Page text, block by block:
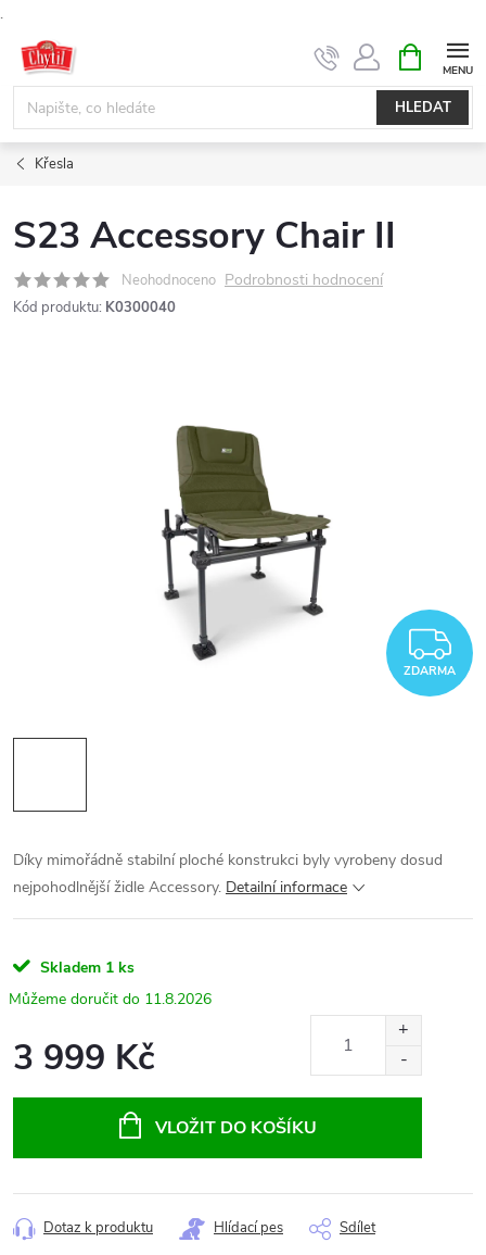
.
obsah
HLEDAT
NÁKUPNÍ
KOŠÍK
Křesla
S23 Accessory Chair II
Neohodnoceno Podrobnosti hodnocení
Kód produktu: K0300040
ZDARMA
Díky mimořádně stabilní ploché konstrukci byly vyrobeny dosud
nejpohodlnější židle Accessory. Detailní informace
Skladem 1 ks
11.8.2026
3 999 Kč
VLOŽIT DO KOŠÍKU
Dotaz k produktu Hlídací pes Sdílet